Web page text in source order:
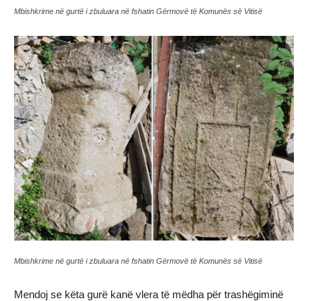
Mbishkrime në gurtë i zbuluara në fshatin Gërmovë të Komunës së Vitisë
Mbishkrime në gurtë i zbuluara në fshatin Gërmovë të Komunës së Vitisë
Mendoj se këta gurë kanë vlera të mëdha për trashëgiminë